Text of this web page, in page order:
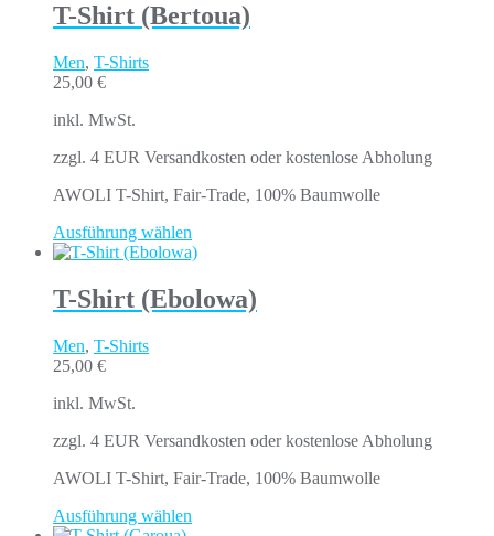
T-Shirt (Bertoua)
Men, T-Shirts
25,00 €
inkl. MwSt.
zzgl. 4 EUR Versandkosten oder kostenlose Abholung
AWOLI T-Shirt, Fair-Trade, 100% Baumwolle
Ausführung wählen
T-Shirt (Ebolowa)
Men, T-Shirts
25,00 €
inkl. MwSt.
zzgl. 4 EUR Versandkosten oder kostenlose Abholung
AWOLI T-Shirt, Fair-Trade, 100% Baumwolle
Ausführung wählen